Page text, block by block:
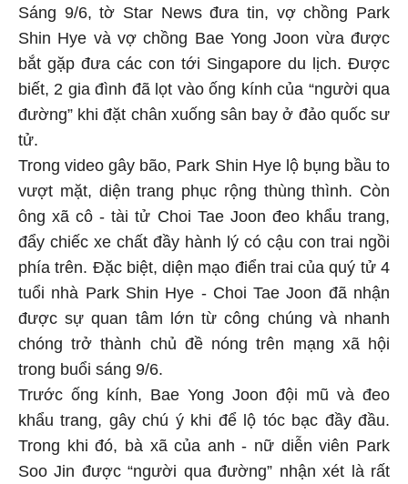
Sáng 9/6, tờ Star News đưa tin, vợ chồng Park
Shin Hye và vợ chồng Bae Yong Joon vừa được
bắt gặp đưa các con tới Singapore du lịch. Được
biết, 2 gia đình đã lọt vào ống kính của “người qua
đường” khi đặt chân xuống sân bay ở đảo quốc sư
tử.
Trong video gây bão, Park Shin Hye lộ bụng bầu to
vượt mặt, diện trang phục rộng thùng thình. Còn
ông xã cô - tài tử Choi Tae Joon đeo khẩu trang,
đẩy chiếc xe chất đầy hành lý có cậu con trai ngồi
phía trên. Đặc biệt, diện mạo điển trai của quý tử 4
tuổi nhà Park Shin Hye - Choi Tae Joon đã nhận
được sự quan tâm lớn từ công chúng và nhanh
chóng trở thành chủ đề nóng trên mạng xã hội
trong buổi sáng 9/6.
Trước ống kính, Bae Yong Joon đội mũ và đeo
khẩu trang, gây chú ý khi để lộ tóc bạc đầy đầu.
Trong khi đó, bà xã của anh - nữ diễn viên Park
Soo Jin được “người qua đường” nhận xét là rất